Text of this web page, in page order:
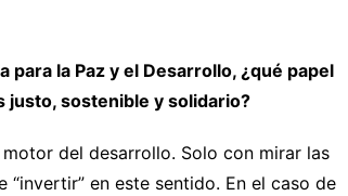
para la Paz y el Desarrollo, ¿qué papel
justo, sostenible y solidario?
del desarrollo. Solo con mirar las
en este sentido. En el caso de